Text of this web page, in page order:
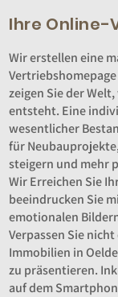
Ihre
Wir erstellen eine
zeigen Sie der
entsteht. Eine
wesentlicher
für
steigern und mehr
Wir Erreichen Sie
beeindrucken Sie
emotionalen
Verpassen Sie
Immobilien in
zu präsentieren.
auf dem